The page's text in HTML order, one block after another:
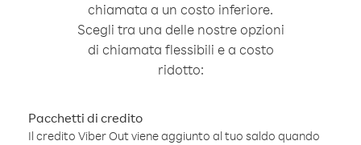
chiamata a un costo inferiore.
Scegli tra una delle nostre opzioni
di chiamata flessibili e a costo
ridotto:
Pacchetti di credito
Il credito Viber Out viene aggiunto al tuo saldo quando